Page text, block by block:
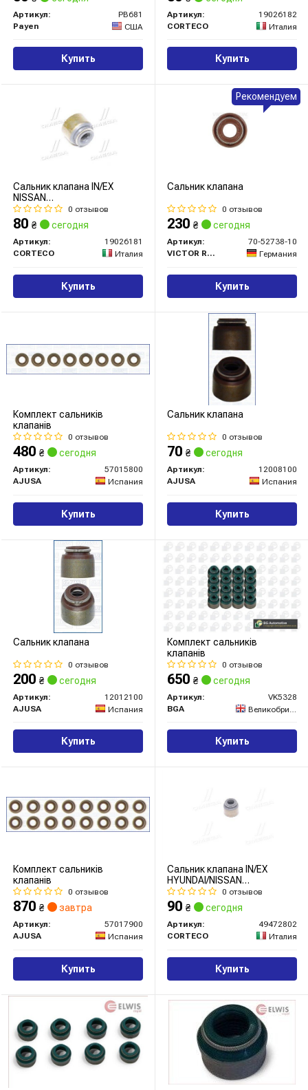
Артикул:
PB681
Payen
США
Купить
(вир-во Corteco)
Артикул:
19026182
CORTECO
Италия
Купить
Сальник клапана IN/EX
NISSAN
RD28/RD28T/ZD30DDTI/VG30E
(вир-во Corteco)
0 отзывов
80 ₴ сегодня
Артикул:
19026181
CORTECO
Италия
Купить
Сальник клапана
0 отзывов
230 ₴ сегодня
Артикул:
70-52738-10
VICTOR REINZ
Германия
Купить
Рекомендуем
Комплект сальників
клапанів
0 отзывов
480 ₴ сегодня
Артикул:
57015800
AJUSA
Испания
Купить
Сальник клапана
0 отзывов
70 ₴ сегодня
Артикул:
12008100
AJUSA
Испания
Купить
Сальник клапана
0 отзывов
200 ₴ сегодня
Артикул:
12012100
AJUSA
Испания
Купить
Комплект сальників
клапанів
0 отзывов
650 ₴ сегодня
Артикул:
VK5328
BGA
Великобритания
Купить
Комплект сальників
клапанів
0 отзывов
870 ₴ завтра
Артикул:
57017900
AJUSA
Испания
Купить
Сальник клапана IN/EX
HYUNDAI/NISSAN
G4HC/QR25DE/YD22ETI/
VSB FPM 6X10/0X7 (вир-во
Corteco)
0 отзывов
90 ₴ сегодня
Артикул:
49472802
CORTECO
Италия
Купить